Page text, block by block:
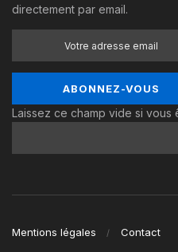
directement par email.
Laissez ce champ vide si vous
Mentions légales Contact